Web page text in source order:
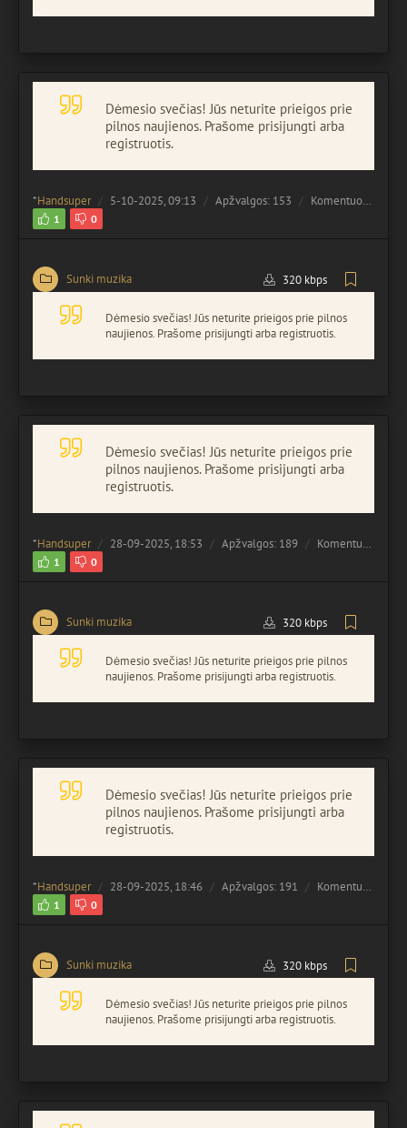
Dėmesio svečias! Jūs neturite prieigos prie
pilnos naujienos. Prašome prisijungti arba
registruotis.
*Handsuper 5-10-2025, 09:13 Apžvalgos: 153 Komentuota:
1 0
Sunki muzika 320 kbps
Dėmesio svečias! Jūs neturite prieigos prie pilnos
naujienos. Prašome prisijungti arba registruotis.
Dėmesio svečias! Jūs neturite prieigos prie
pilnos naujienos. Prašome prisijungti arba
registruotis.
*Handsuper 28-09-2025, 18:53 Apžvalgos: 189 Komentuota:
1 0
Sunki muzika 320 kbps
Dėmesio svečias! Jūs neturite prieigos prie pilnos
naujienos. Prašome prisijungti arba registruotis.
Dėmesio svečias! Jūs neturite prieigos prie
pilnos naujienos. Prašome prisijungti arba
registruotis.
*Handsuper 28-09-2025, 18:46 Apžvalgos: 191 Komentuota:
1 0
Sunki muzika 320 kbps
Dėmesio svečias! Jūs neturite prieigos prie pilnos
naujienos. Prašome prisijungti arba registruotis.